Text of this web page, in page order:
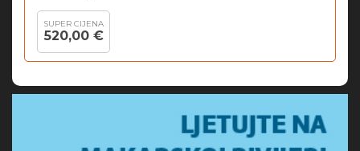
SUPER CIJENA
520,00 €